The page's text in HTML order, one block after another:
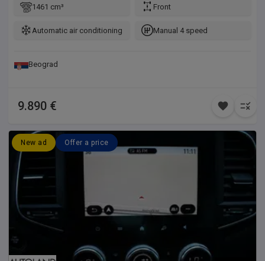
izvan Beograda. Sve provere dolaze u obzir, u ovlašćenom
1461 cm³ Front
Automatic air conditioning Manual 4 speed
Beograd
9.890 €
New ad Offer a price